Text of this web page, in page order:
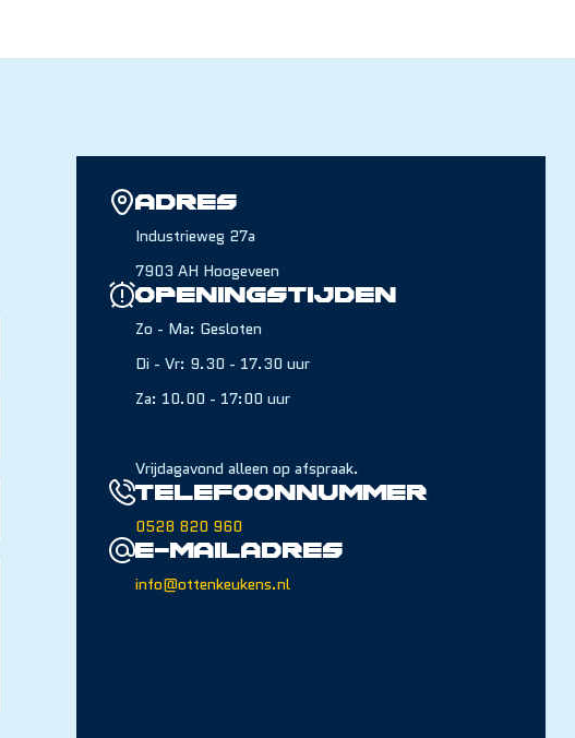
Adres
Industrieweg 27a
7903 AH Hoogeveen
Openingstijden
Zo - Ma: Gesloten
Di - Vr: 9.30 - 17.30 uur
Za: 10.00 - 17:00 uur
Vrijdagavond alleen op afspraak.
Telefoonnummer
0528 820 960
E-mailadres
info@ottenkeukens.nl